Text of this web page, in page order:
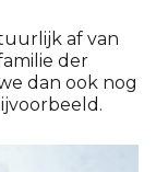
af van
der
dan ook nog